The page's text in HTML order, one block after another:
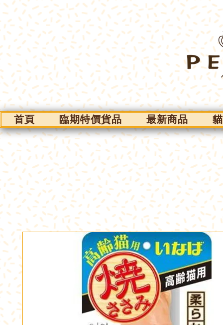
首頁 臨期特價貨品 最新商品